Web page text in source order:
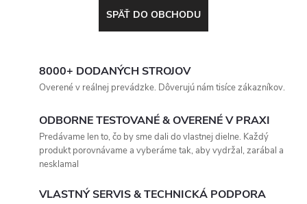
SPÄŤ DO OBCHODU
8000+ DODANÝCH STROJOV
Overené v reálnej prevádzke. Dôverujú nám tisíce zákazníkov.
ODBORNE TESTOVANÉ & OVERENÉ V PRAXI
Predávame len to, čo by sme dali do vlastnej dielne. Každý
produkt porovnávame a vyberáme tak, aby vydržal, zarábal a
nesklamal
VLASTNÝ SERVIS & TECHNICKÁ PODPORA